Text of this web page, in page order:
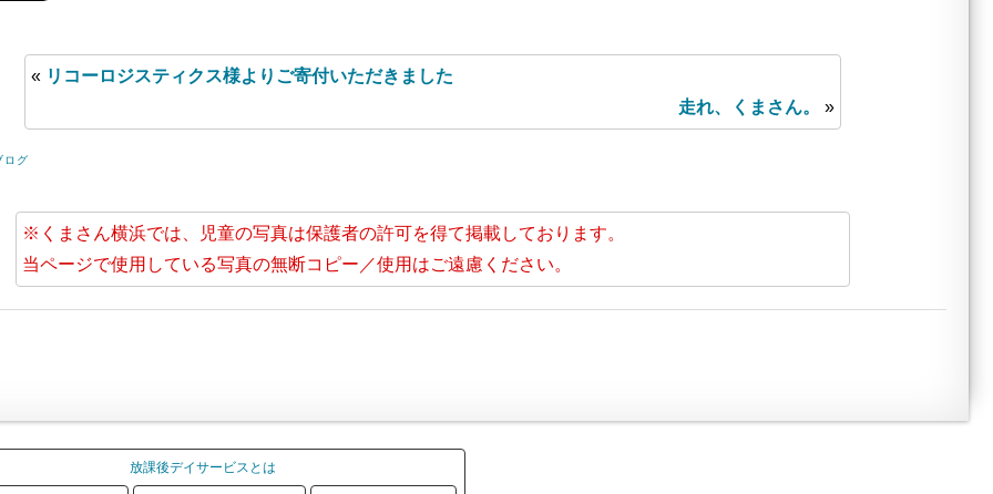
« リコーロジスティクス様よりご寄付いただきました
走れ、くまさん。
»
ログ
※くまさん横浜では、児童の写真は保護者の許可を得て掲載しております。
当ページで使用している写真の無断コピー／使用はご遠慮ください。
放課後デイサービスとは